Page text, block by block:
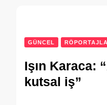
GÜNCEL
Işın Karaca:
kutsal iş”